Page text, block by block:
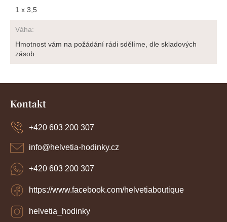
1 x 3,5
Váha:
Hmotnost vám na požádání rádi sdělíme, dle skladových
zásob.
Kontakt
info@helvetia-hodinky.cz
+420 603 200 307
https://www.facebook.com/helvetiaboutique
helvetia_hodinky
+420 603 200 307